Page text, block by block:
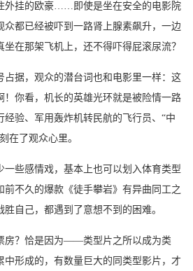
外挂的欧豪……即使是坐在安全的电影院
众都已经被吓到一路肾上腺素飙升，一边
在那架飞机上，还不得吓得屁滚尿流？
占据，观众的潜台词也和电影里一样：这
！你看，机长的英雄光环就是被险情一路
经验、军用轰炸机转民航的飞行员、“中
在了观众心里。
一些感情戏，基本上也可以划入体育类型
前不久的爆款《徒手攀岩》有异曲同工之
自己，都遇到了意想不到的困难。
房？恰是因为——类型片之所以成为类
中形成的，有数量巨大的同类型影片，才